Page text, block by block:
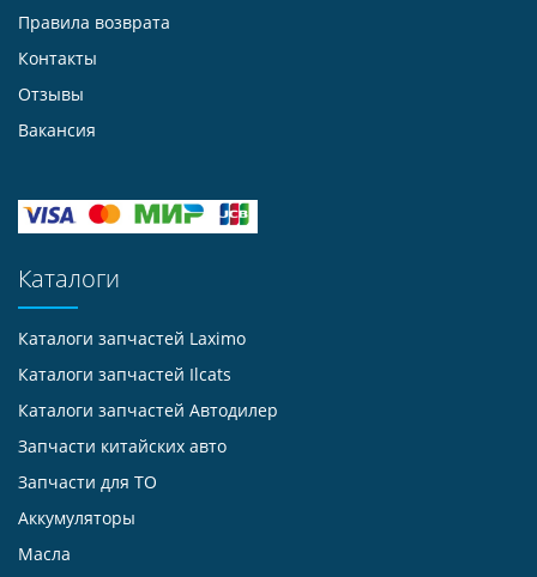
Правила возврата
Контакты
Отзывы
Вакансия
Каталоги
Каталоги запчастей Laximo
Каталоги запчастей Ilcats
Каталоги запчастей Автодилер
Запчасти китайских авто
Запчасти для ТО
Аккумуляторы
Масла